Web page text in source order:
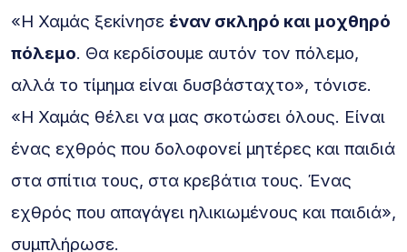
«Η Χαμάς ξεκίνησε έναν σκληρό και μοχθηρό
πόλεμο. Θα κερδίσουμε αυτόν τον πόλεμο,
αλλά το τίμημα είναι δυσβάσταχτο», τόνισε.
«Η Χαμάς θέλει να μας σκοτώσει όλους. Είναι
ένας εχθρός που δολοφονεί μητέρες και παιδιά
στα σπίτια τους, στα κρεβάτια τους. Ένας
εχθρός που απαγάγει ηλικιωμένους και παιδιά»,
συμπλήρωσε.